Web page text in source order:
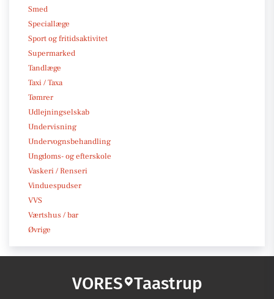
Smed
Speciallæge
Sport og fritidsaktivitet
Supermarked
Tandlæge
Taxi / Taxa
Tømrer
Udlejningselskab
Undervisning
Undervognsbehandling
Ungdoms- og efterskole
Vaskeri / Renseri
Vinduespudser
VVS
Værtshus / bar
Øvrige
VORES Taastrup